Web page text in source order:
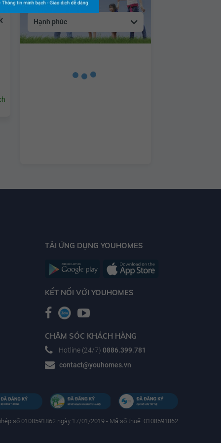
Hạnh phúc
TẢI ỨNG DỤNG YOUHOMES
KẾT NỐI VỚI YOUHOMES
CHĂM SÓC KHÁCH HÀNG
Hotline (24/7) 0886.399.781
contact@youhomes.vn
số 0108591862 ngày 17/01/2019 - Mã số thuế: 0108591862